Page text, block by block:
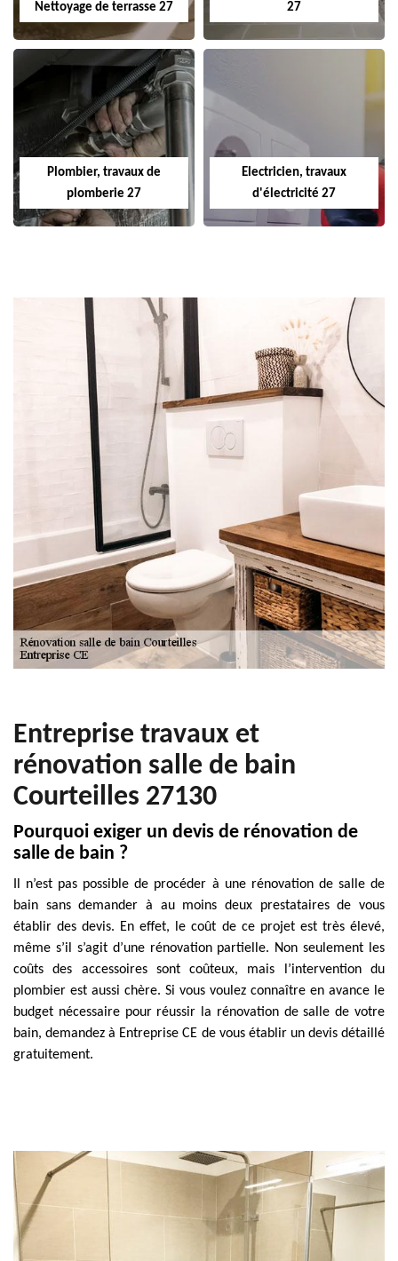
Nettoyage de terrasse 27
27
Plombier, travaux de
plomberie 27
Electricien, travaux
d'électricité 27
Entreprise travaux et
rénovation salle de bain
Courteilles 27130
Pourquoi exiger un devis de rénovation de
salle de bain ?
Il n’est pas possible de procéder à une rénovation de salle de
bain sans demander à au moins deux prestataires de vous
établir des devis. En effet, le coût de ce projet est très élevé,
même s’il s’agit d’une rénovation partielle. Non seulement les
coûts des accessoires sont coûteux, mais l’intervention du
plombier est aussi chère. Si vous voulez connaître en avance le
budget nécessaire pour réussir la rénovation de salle de votre
bain, demandez à Entreprise CE de vous établir un devis détaillé
gratuitement.